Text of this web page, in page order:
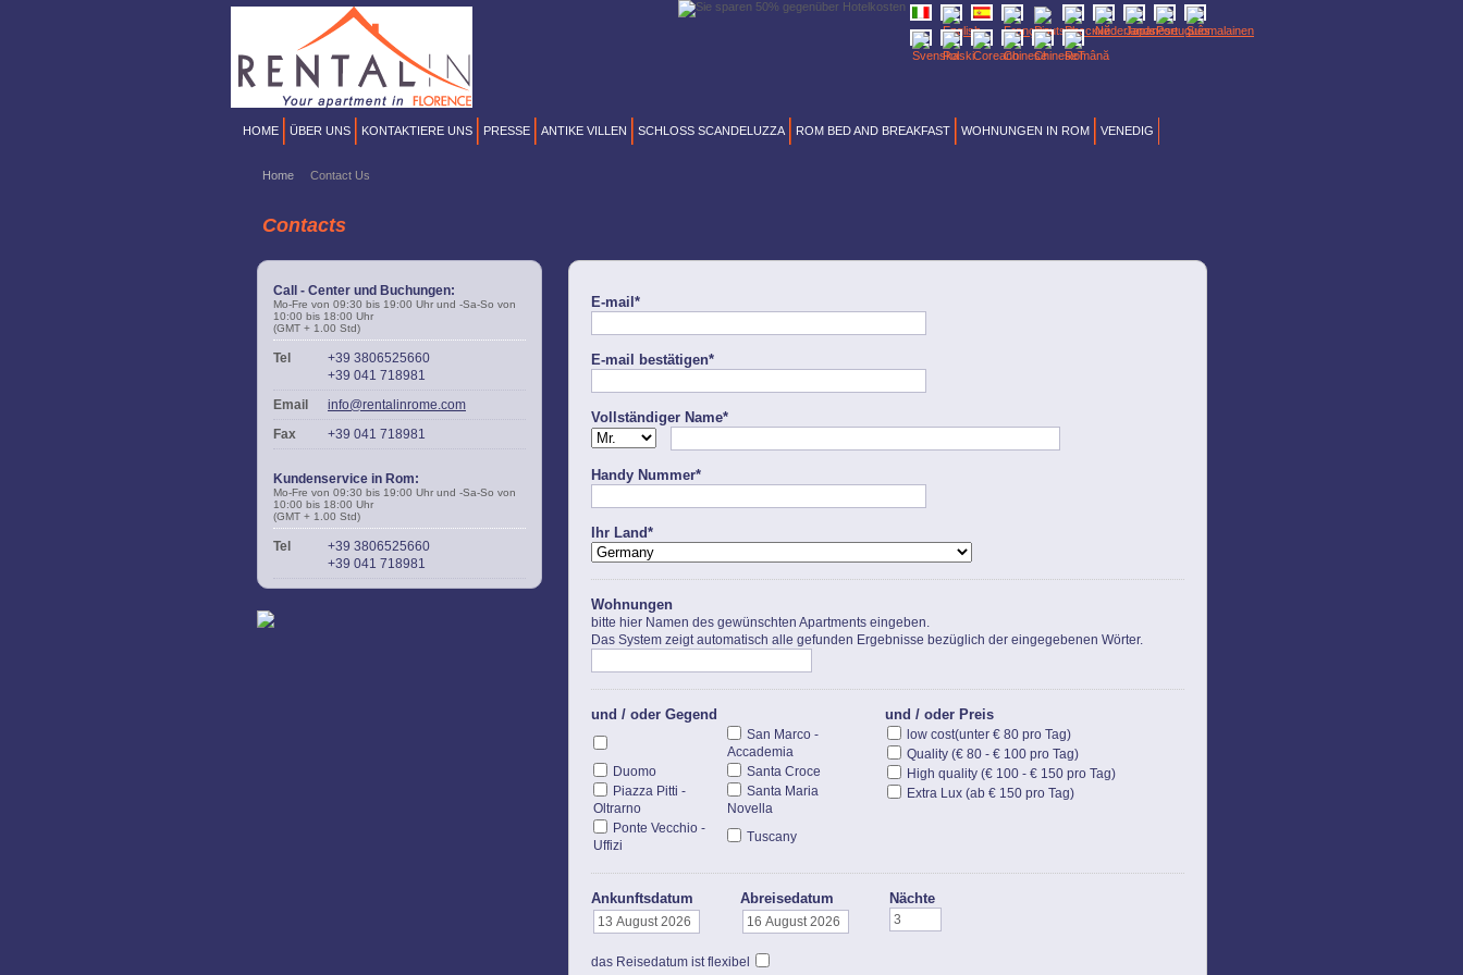
HOME ÜBER UNS KONTAKTIERE UNS PRESSE ANTIKE VILLEN SCHLOSS SCANDELUZZA ROM BED AND BREAKFAST WOHNUNGEN IN ROM VENEDIG
Home Contact Us
Contacts
Call - Center und Buchungen:
Mo-Fre von 09:30 bis 19:00 Uhr und -Sa-So von
10:00 bis 18:00 Uhr
(GMT + 1.00 Std)
Tel
+39 3806525660
+39 041 718981
Email
info@rentalinrome.com
Fax
+39 041 718981
Kundenservice in Rom:
Mo-Fre von 09:30 bis 19:00 Uhr und -Sa-So von
10:00 bis 18:00 Uhr
(GMT + 1.00 Std)
Tel
+39 3806525660
+39 041 718981
E-mail*
E-mail bestätigen*
Vollständiger Name*
Handy Nummer*
Ihr Land*
Wohnungen
bitte hier Namen des gewünschten Apartments eingeben.
Das System zeigt automatisch alle gefunden Ergebnisse bezüglich der eingegebenen Wörter.
und / oder Gegend
San Marco -
Accademia
Duomo
Santa Croce
Piazza Pitti -
Oltrarno
Santa Maria
Novella
Ponte Vecchio -
Uffizi
Tuscany
und / oder Preis
low cost(unter € 80 pro Tag)
Quality (€ 80 - € 100 pro Tag)
High quality (€ 100 - € 150 pro Tag)
Extra Lux (ab € 150 pro Tag)
Ankunftsdatum Abreisedatum Nächte
das Reisedatum ist flexibel